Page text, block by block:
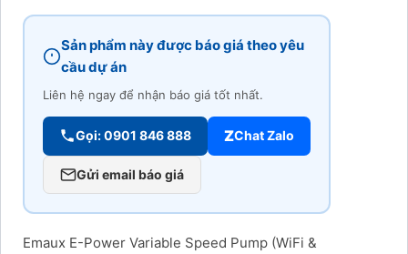
Sản phẩm này được báo giá theo yêu
cầu dự án
Liên hệ ngay để nhận báo giá tốt nhất.
Gọi: 0901 846 888 ZChat Zalo
Gửi email báo giá
Emaux E-Power Variable Speed Pump (WiFi &